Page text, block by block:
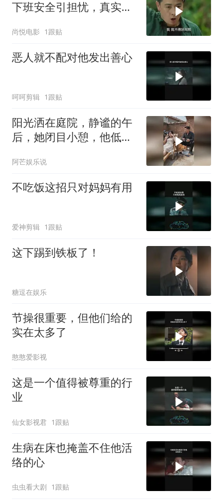
下班安全引担忧，真实情
尚悦电影 1跟贴
恶人就不配对他发出善心
呵呵剪辑 1跟贴
阳光洒在庭院，静谧的午
后，她闭目小憩，他低头
阿芒娱乐说
不吃饭这招只对妈妈有用
爱神剪辑 1跟贴
这下踢到铁板了！
糖逗在娱乐
节操很重要，但他们给的
实在太多了
憨憨爱影视
这是一个值得被尊重的行
业
仙女影视君 1跟贴
生病在床也掩盖不住他活
络的心
虫虫看大剧 1跟贴